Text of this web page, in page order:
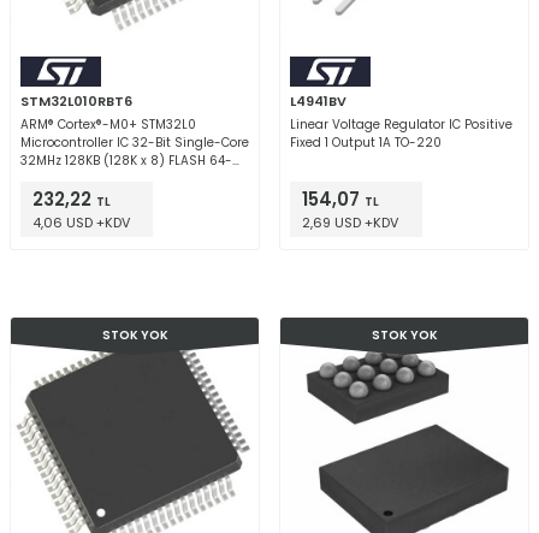
STM32L010RBT6
ARM® Cortex®-M0+ STM32L0
Microcontroller IC 32-Bit Single-Core
32MHz 128KB (128K x 8) FLASH 64-
232,22 TL
4,06 USD +KDV
L4941BV
Linear Voltage Regulator IC Positive
Fixed 1 Output 1A TO-220
154,07 TL
2,69 USD +KDV
STOK YOK STOK YOK